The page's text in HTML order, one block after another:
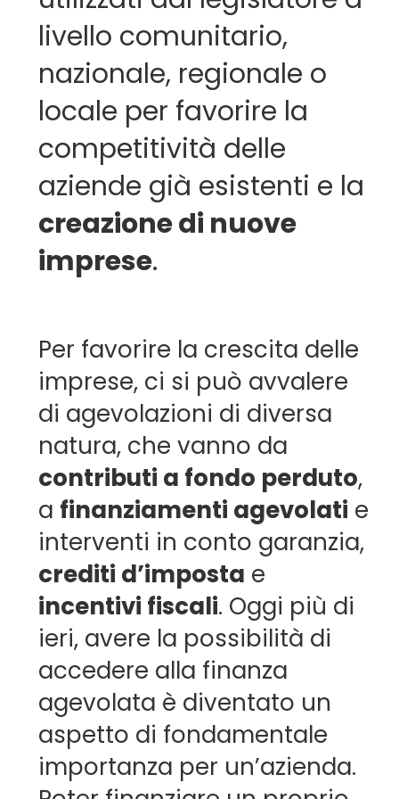
livello comunitario,
nazionale, regionale o
locale per favorire la
competitività delle
aziende già esistenti e la
creazione di nuove
imprese.
Per favorire la crescita delle
imprese, ci si può avvalere
di agevolazioni di diversa
natura, che vanno da
contributi a fondo perduto,
a finanziamenti agevolati e
interventi in conto garanzia,
crediti d’imposta e
incentivi fiscali. Oggi più di
ieri, avere la possibilità di
accedere alla finanza
agevolata è diventato un
aspetto di fondamentale
importanza per un’azienda.